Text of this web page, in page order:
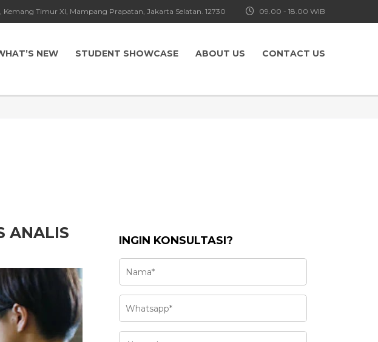
09.00 - 18.00 WIB
Kemang Timur XI, Mampang Prapatan, Jakarta Selatan. 12730
NEW STUDENT SHOWCASE ABOUT US CONTACT US
ANALIS
INGIN KONSULTASI?